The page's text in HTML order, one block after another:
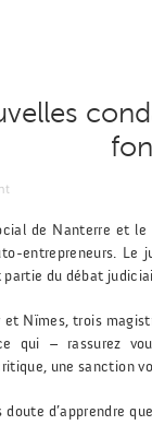
de Nanterre et
entrepreneurs. Le
du débat
et Nïmes, trois
qui – rassurez
une sanction
doute d’apprendre